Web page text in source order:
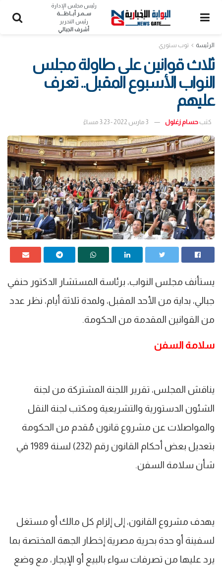
رئيس مجلس الإدارة
ســمـر أبــاظــــة
رئيس التحرير
أشرف الجبالي
الرئيسة توب ستوري
ثلاث قوانين على طاولة مجلس
النواب الأسبوع المقبل.. تعرف
عليهم
كتب حسام زغلول 3 مارس 2022 - 3:23 مساءً
يستأنف مجلس النواب، برئاسة المستشار الدكتور حنفي
جبالي، بداية من الأحد المقبل، ولمدة ثلاثة أيام، نظر عدد
من القوانين المقدمة من الحكومة.
سلامة السفن
يناقش المجلس، تقرير اللجنة المشتركة من لجنة
الشئون الدستورية والتشريعية ومكتب لجنة النقل
والمواصلات عن مشروع قانون مُقدم من الحكومة
بتعديل بعض أحكام القانون رقم (232) لسنة 1989 في
شأن سلامة السفن.
يهدف مشروع القانون، إلى إلزام كل مالك أو مستغل
لسفينة أو حدة بحرية مصرية إخطار الجهة المختصة بما
يرد عليها من تصرفات سواء بالبيع أو الإيجار، مع وضع